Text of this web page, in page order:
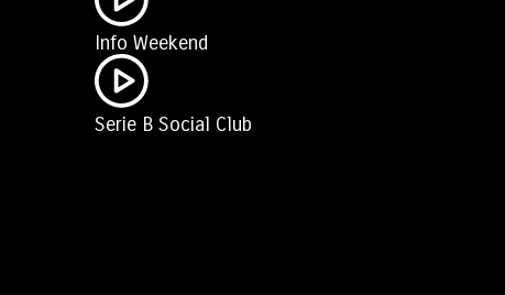
Info Weekend
Serie B Social Club